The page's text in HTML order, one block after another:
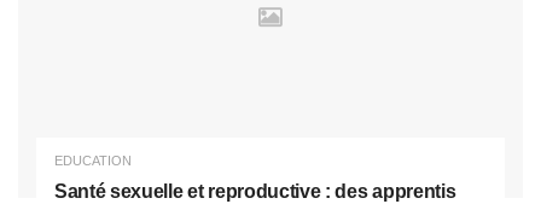
EDUCATION
Santé sexuelle et reproductive : des apprentis